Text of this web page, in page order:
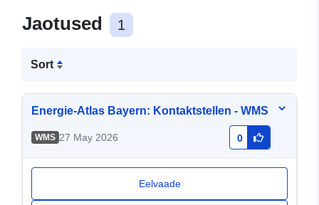
Jaotused 1
Sort
Energie-Atlas Bayern: Kontaktstellen - WMS
WMS 27 May 2026 0
Eelvaade